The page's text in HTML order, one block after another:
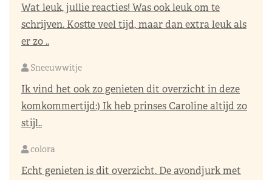
Wat leuk, jullie reacties! Was ook leuk om te
schrijven. Kostte veel tijd, maar dan extra leuk als
er zo ..
Sneeuwwitje
Ik vind het ook zo genieten dit overzicht in deze
komkommertijd:) Ik heb prinses Caroline altijd zo
stijl..
colora
Echt genieten is dit overzicht. De avondjurk met